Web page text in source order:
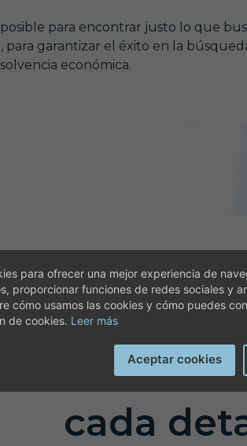
para encontrar justo lo que
para garantizar el éxito en la
económica.
hacerte la
cada
para ofrecer una mejor experiencia de
proporcionar funciones de redes sociales y
cómo usamos las cookies y cómo puedes
de cookies. Leer más
Aceptar cookies